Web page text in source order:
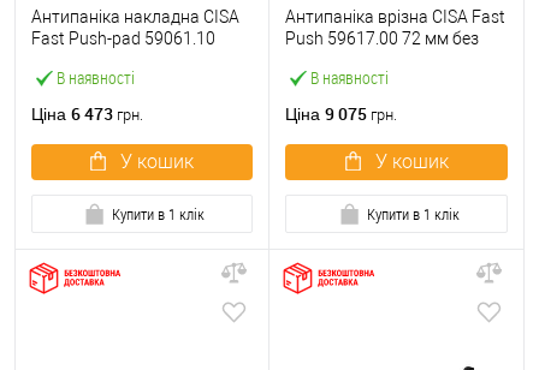
В наявності
Антипаніка накладна CISA
Fast Push-pad 59061.10
Ціна 6 473 грн.
У кошик
Купити в 1 клік
В наявності
Антипаніка врізна CISA Fast
Push 59617.00 72 мм без
Ціна 9 075 грн.
У кошик
Купити в 1 клік